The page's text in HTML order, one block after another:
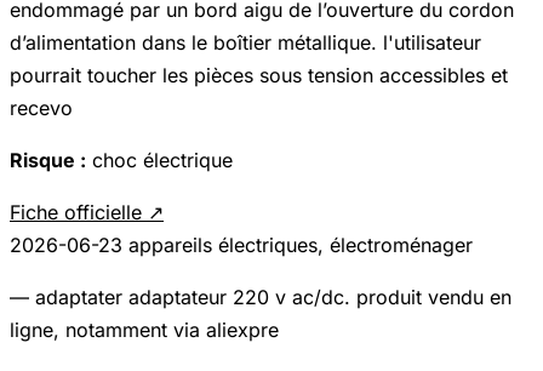
endommagé par un bord aigu de l’ouverture du cordon
d’alimentation dans le boîtier métallique. l'utilisateur
pourrait toucher les pièces sous tension accessibles et
recevo
Risque : choc électrique
Fiche officielle ↗
2026-06-23 appareils électriques, électroménager
— adaptater adaptateur 220 v ac/dc. produit vendu en
ligne, notamment via aliexpre